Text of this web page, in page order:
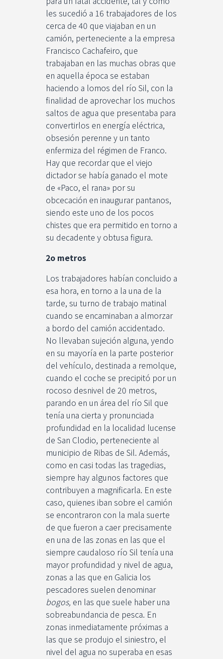
les sucedió a 16 trabajadores de los
cerca de 40 que viajaban en un
camión, perteneciente a la empresa
Francisco Cachafeiro, que
trabajaban en las muchas obras que
en aquella época se estaban
haciendo a lomos del río Sil, con la
finalidad de aprovechar los muchos
saltos de agua que presentaba para
convertirlos en energía eléctrica,
obsesión perenne y un tanto
enfermiza del régimen de Franco.
Hay que recordar que el viejo
dictador se había ganado el mote
de «Paco, el rana» por su
obcecación en inaugurar pantanos,
siendo este uno de los pocos
chistes que era permitido en torno a
su decadente y obtusa figura.
2o metros
Los trabajadores habían concluido a
esa hora, en torno a la una de la
tarde, su turno de trabajo matinal
cuando se encaminaban a almorzar
a bordo del camión accidentado.
No llevaban sujeción alguna, yendo
en su mayoría en la parte posterior
del vehículo, destinada a remolque,
cuando el coche se precipitó por un
rocoso desnivel de 20 metros,
parando en un área del río Sil que
tenía una cierta y pronunciada
profundidad en la localidad lucense
de San Clodio, perteneciente al
municipio de Ribas de Sil. Además,
como en casi todas las tragedias,
siempre hay algunos factores que
contribuyen a magnificarla. En este
caso, quienes iban sobre el camión
se encontraron con la mala suerte
de que fueron a caer precisamente
en una de las zonas en las que el
siempre caudaloso río Sil tenía una
mayor profundidad y nivel de agua,
zonas a las que en Galicia los
pescadores suelen denominar
bogos, en las que suele haber una
sobreabundancia de pesca. En
zonas inmediatamente próximas a
las que se produjo el siniestro, el
nivel del agua no superaba en esas